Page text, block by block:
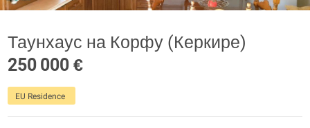
Таунхаус на Корфу (Керкире)
250 000 €
EU Residence